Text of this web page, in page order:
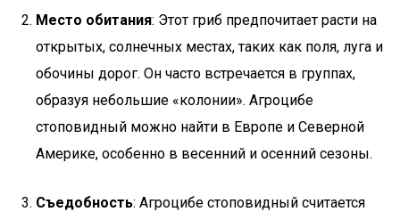
Место обитания: Этот гриб предпочитает расти на
открытых, солнечных местах, таких как поля, луга и
обочины дорог. Он часто встречается в группах,
образуя небольшие «колонии». Агроцибе
стоповидный можно найти в Европе и Северной
Америке, особенно в весенний и осенний сезоны.
Съедобность: Агроцибе стоповидный считается